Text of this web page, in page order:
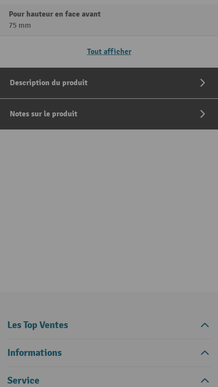
Pour hauteur en face avant
75 mm
Tout afficher
Description du produit
Notes sur le produit
Les Top Ventes
Informations
Service